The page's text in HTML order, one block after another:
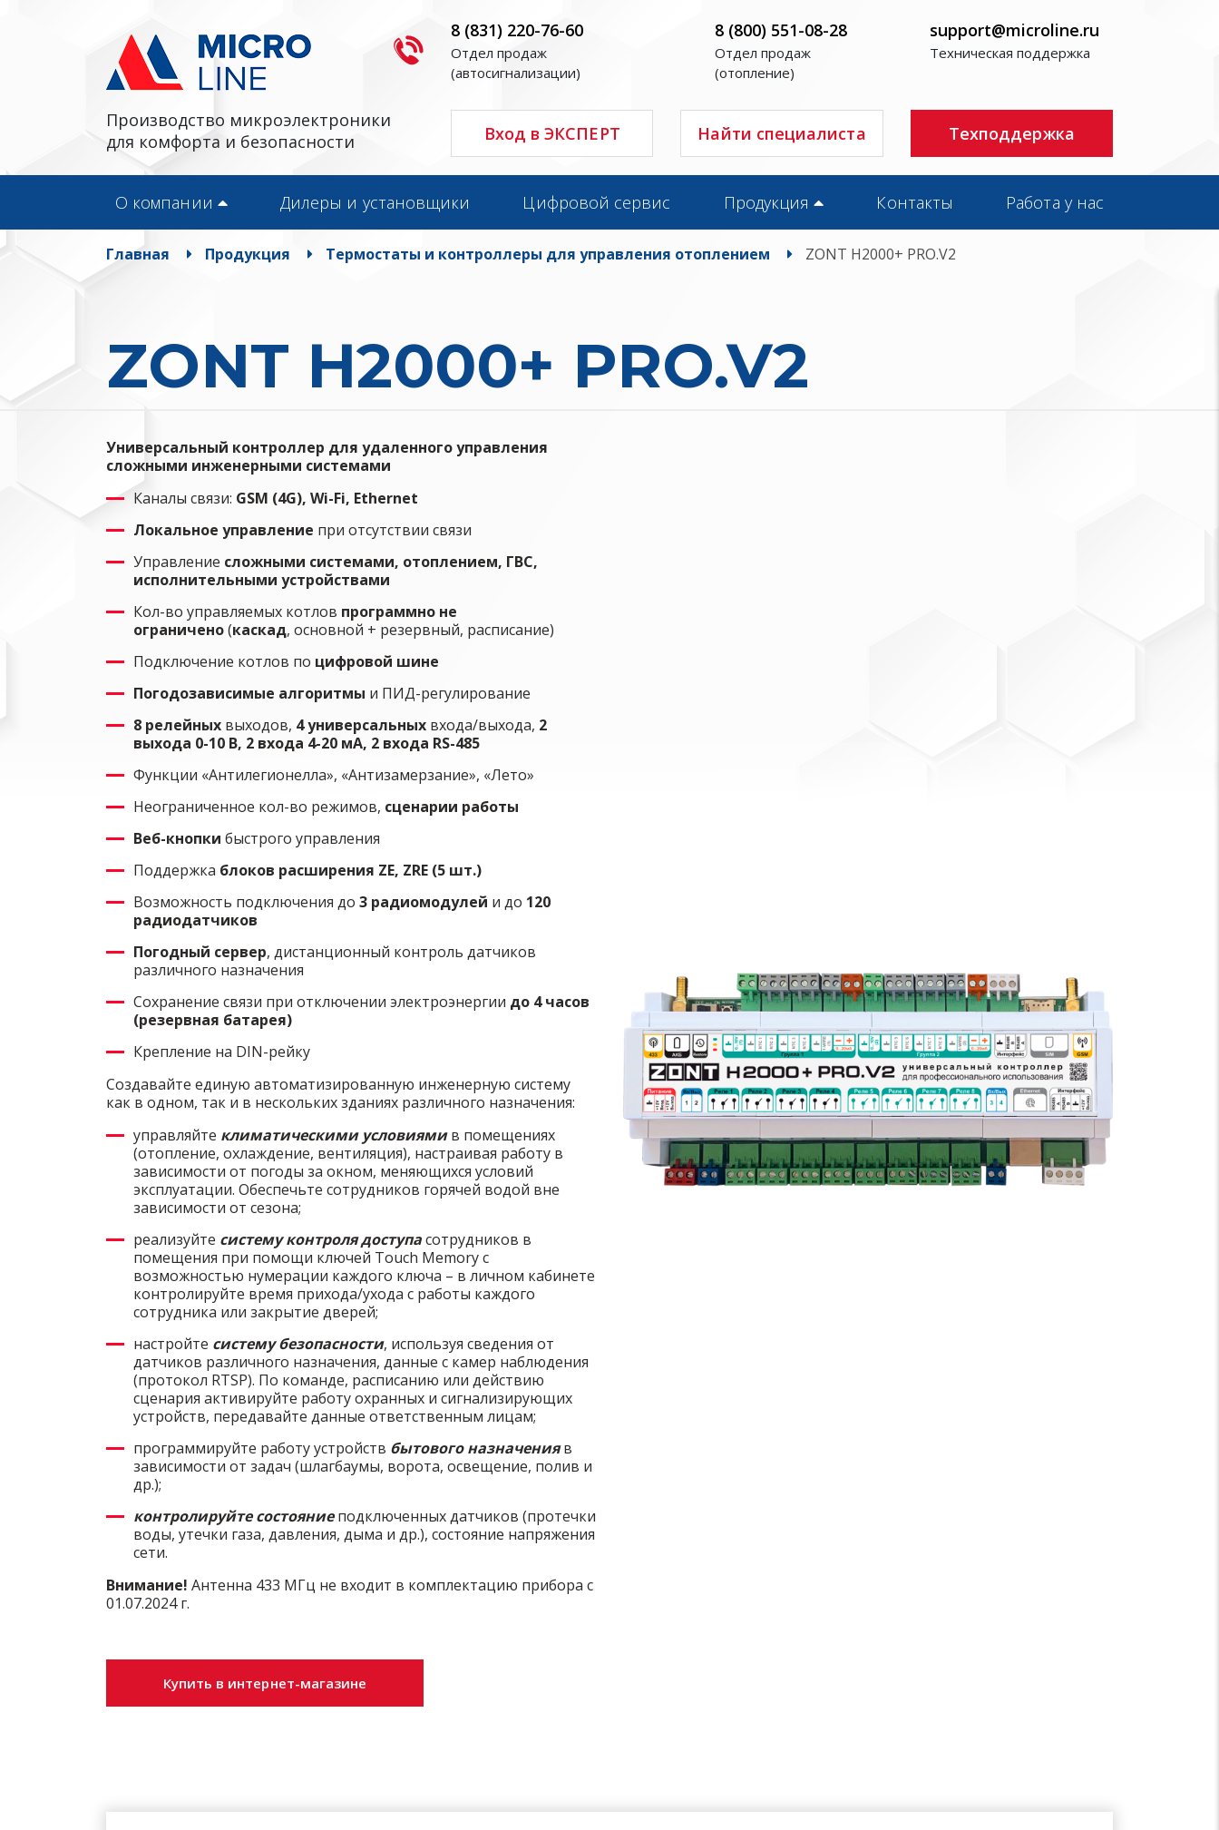
Производство микроэлектроники
для комфорта и безопасности
8 (831) 220-76-60
Отдел продаж
(автосигнализации)
8 (800) 551-08-28
Отдел продаж
(отопление)
support@microline.ru
Техническая поддержка
Вход в ЭКСПЕРТ Найти специалиста Техподдержка
О компании Дилеры и установщики Цифровой сервис Продукция Контакты Работа у нас
Главная Продукция Термостаты и контроллеры для управления отоплением ZONT H2000+ PRO.V2
ZONT H2000+ PRO.V2
Универсальный контроллер для удаленного управления
сложными инженерными системами
Каналы связи: GSM (4G), Wi-Fi, Ethernet
Локальное управление при отсутствии связи
Управление сложными системами, отоплением, ГВС,
исполнительными устройствами
Кол-во управляемых котлов программно не
ограничено(каскад, основной + резервный, расписание)
Подключение котлов по цифровой шине
Погодозависимые алгоритмы и ПИД-регулирование
8 релейных выходов, 4 универсальных входа/выхода, 2
выхода 0-10 В, 2 входа 4-20 мА, 2 входа RS-485
Функции «Антилегионелла», «Антизамерзание», «Лето»
Неограниченное кол-во режимов, сценарии работы
Веб-кнопки быстрого управления
Поддержка блоков расширения ZE, ZRE (5 шт.)
Возможность подключения до 3 радиомодулей и до 120
радиодатчиков
Погодный сервер, дистанционный контроль датчиков
различного назначения
Сохранение связи при отключении электроэнергии до 4 часов
(резервная батарея)
Крепление на DIN-рейку
Создавайте единую автоматизированную инженерную систему
как в одном, так и в нескольких зданиях различного назначения:
управляйте климатическими условиямив помещениях
(отопление, охлаждение, вентиляция), настраивая работу в
зависимости от погоды за окном, меняющихся условий
эксплуатации. Обеспечьте сотрудников горячей водой вне
зависимости от сезона;
реализуйте систему контроля доступасотрудников в
помещения при помощи ключей Touch Memory с
возможностью нумерации каждого ключа – в личном кабинете
контролируйте время прихода/ухода с работы каждого
сотрудника или закрытие дверей;
настройте систему безопасности, используя сведения от
датчиков различного назначения, данные с камер наблюдения
(протокол RTSP). По команде, расписанию или действию
сценария активируйте работу охранных и сигнализирующих
устройств, передавайте данные ответственным лицам;
программируйте работу устройств бытового назначенияв
зависимости от задач (шлагбаумы, ворота, освещение, полив и
др.);
контролируйте состояниеподключенных датчиков (протечки
воды, утечки газа, давления, дыма и др.), состояние напряжения
сети.
Внимание! Антенна 433 МГц не входит в комплектацию прибора с
01.07.2024 г.
Купить в интернет-магазине